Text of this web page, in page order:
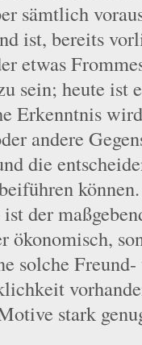
sämtlich
ist, bereits
etwas
sein; heute
Erkenntnis
andere
die
der
ökonomisch,
solche
stark